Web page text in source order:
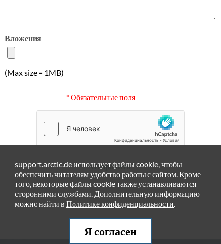
Вложения
(Max size = 1MB)
* Обязательные поля
Отправить
support.arctic.de использует файлы cookie, чтобы
обеспечить читателям удобство работы с сайтом. Кроме
того, некоторые файлы cookie также устанавливаются
сторонними службами. Дополнительную информацию
можно найти в Политике конфиденциальности.
Я согласен